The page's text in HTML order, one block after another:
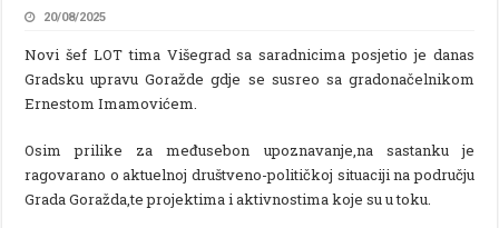
20/08/2025
Novi šef LOT tima Višegrad sa saradnicima posjetio je danas
Gradsku upravu Goražde gdje se susreo sa gradonačelnikom
Ernestom Imamovićem.
Osim prilike za međusebon upoznavanje,na sastanku je
ragovarano o aktuelnoj društveno-političkoj situaciji na području
Grada Goražda,te projektima i aktivnostima koje su u toku.